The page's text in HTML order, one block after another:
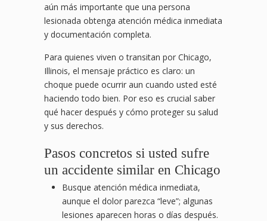
aún más importante que una persona
lesionada obtenga atención médica inmediata
y documentación completa.
Para quienes viven o transitan por Chicago,
Illinois, el mensaje práctico es claro: un
choque puede ocurrir aun cuando usted esté
haciendo todo bien. Por eso es crucial saber
qué hacer después y cómo proteger su salud
y sus derechos.
Pasos concretos si usted sufre
un accidente similar en Chicago
Busque atención médica inmediata,
aunque el dolor parezca “leve”; algunas
lesiones aparecen horas o días después.